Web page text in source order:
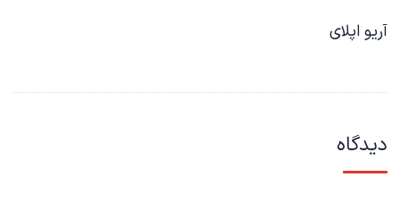
آریو اپلای
دیدگاه